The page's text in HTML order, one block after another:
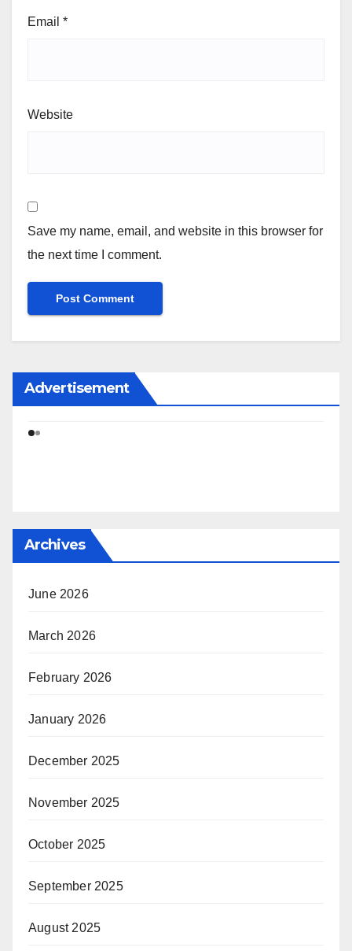
Email *
Website
Save my name, email, and website in this browser for
the next time I comment.
Advertisement
Archives
June 2026
March 2026
February 2026
January 2026
December 2025
November 2025
October 2025
September 2025
August 2025